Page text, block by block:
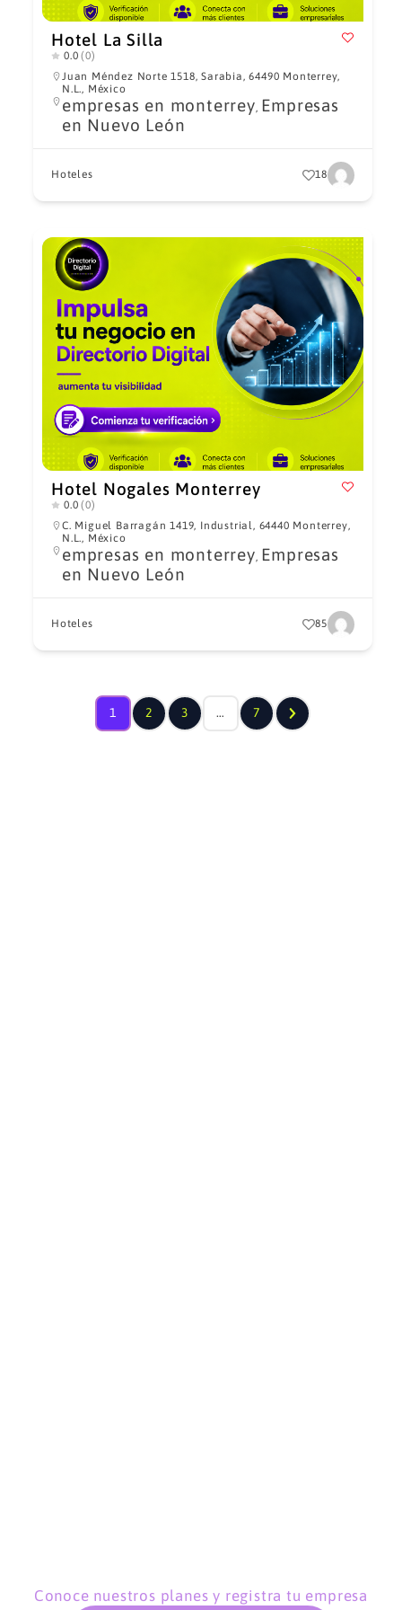
Hotel La Silla
0.0 (0)
Juan Méndez Norte 1518, Sarabia, 64490 Monterrey,
N.L., México
empresas en monterrey, Empresas
en Nuevo León
Hoteles 18
Hotel Nogales Monterrey
0.0 (0)
C. Miguel Barragán 1419, Industrial, 64440 Monterrey,
N.L., México
empresas en monterrey, Empresas
en Nuevo León
Hoteles 85
1 2 3 … 7
Conoce nuestros planes y registra tu empresa